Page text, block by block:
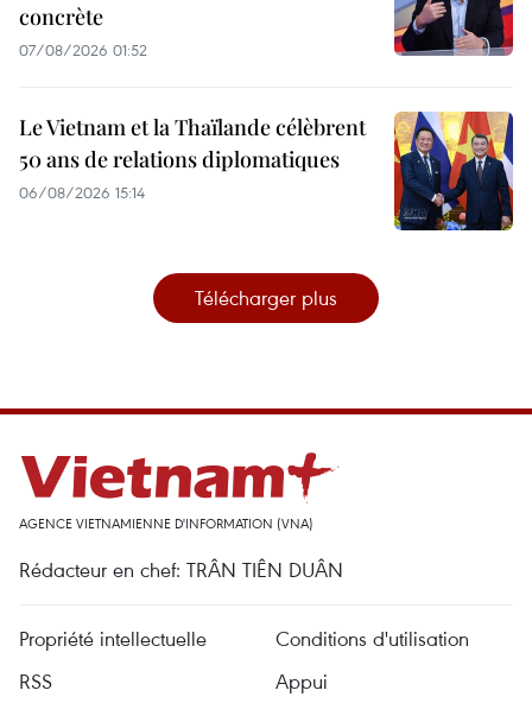
concrète
07/08/2026 01:52
Le Vietnam et la Thaïlande célèbrent
50 ans de relations diplomatiques
06/08/2026 15:14
Télécharger plus
AGENCE VIETNAMIENNE D'INFORMATION (VNA)
Rédacteur en chef: TRÂN TIÊN DUÂN
Propriété intellectuelle
Conditions d'utilisation
RSS
Appui